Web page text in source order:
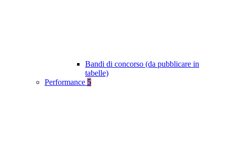
Bandi di concorso (da pubblicare in
tabelle)
Performance 5